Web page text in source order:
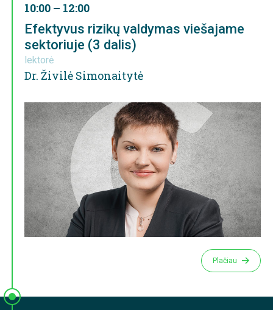
10:00 – 12:00
Efektyvus rizikų valdymas viešajame
sektoriuje (3 dalis)
lektorė
Dr. Živilė Simonaitytė
Plačiau